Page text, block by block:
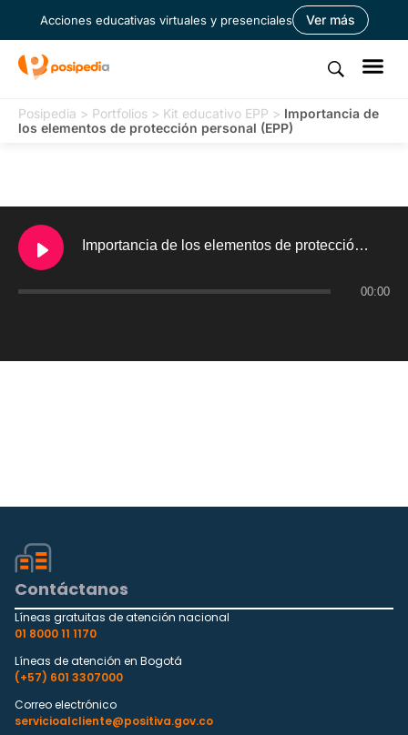
Acciones educativas virtuales y presenciales Ver más
Posipedia > Portfolios > Kit educativo EPP > Importancia de
los elementos de protección personal (EPP)
Importancia de los elementos de protección personal (EPP)
00:00
Contáctanos
Líneas gratuitas de atención nacional
01 8000 11 1170
Líneas de atención en Bogotá
(+57) 601 3307000
Correo electrónico
servicioalcliente@positiva.gov.co